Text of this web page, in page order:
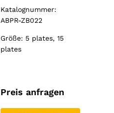
Katalognummer:
ABPR-ZB022
Größe: 5 plates, 15
plates
Preis anfragen